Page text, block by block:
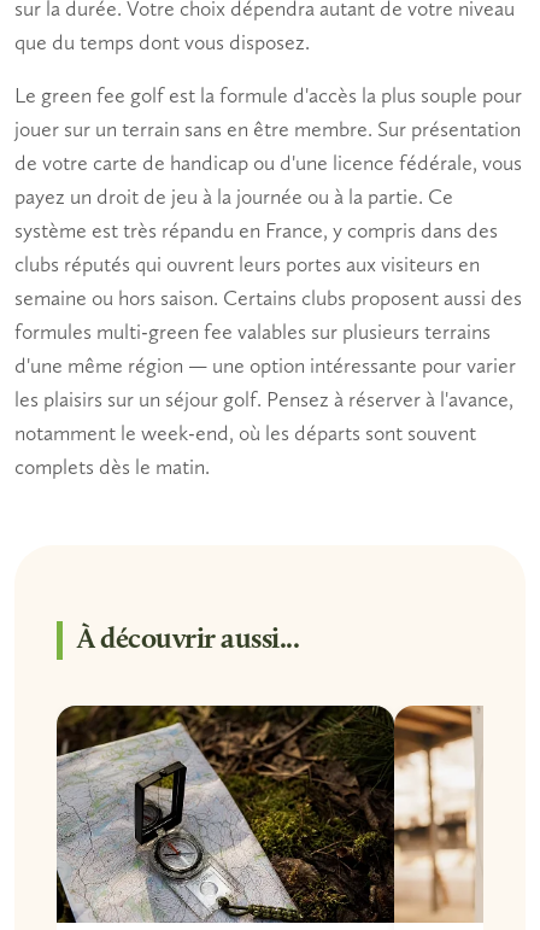
sur la durée. Votre choix dépendra autant de votre niveau
que du temps dont vous disposez.
Le green fee golfest la formule d'accès la plus souple pour
jouer sur un terrain sans en être membre. Sur présentation
de votre carte de handicap ou d'une licence fédérale, vous
payez un droit de jeu à la journée ou à la partie. Ce
système est très répandu en France, y compris dans des
clubs réputés qui ouvrent leurs portes aux visiteurs en
semaine ou hors saison. Certains clubs proposent aussi des
formules multi-green fee valables sur plusieurs terrains
d'une même région — une option intéressante pour varier
les plaisirs sur un séjour golf. Pensez à réserver à l'avance,
notamment le week-end, où les départs sont souvent
complets dès le matin.
À découvrir aussi...